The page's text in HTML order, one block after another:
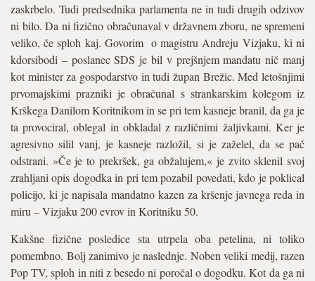
zaskrbelo. Tudi predsednika parlamenta ne in tudi drugih odzivov
ni bilo. Da ni fizično obračunaval v državnem zboru, ne spremeni
veliko, če sploh kaj. Govorim o magistru Andreju Vizjaku, ki ni
kdorsibodi – poslanec SDS je bil v prejšnjem mandatu nič manj
kot minister za gospodarstvo in tudi župan Brežic. Med letošnjimi
prvomajskimi prazniki je obračunal s strankarskim kolegom iz
Krškega Danilom Koritnikom in se pri tem kasneje branil, da ga je
ta provociral, oblegal in obkladal z različnimi žaljivkami. Ker je
agresivno silil vanj, je kasneje razložil, si je zaželel, da se pač
odstrani. »Če je to prekršek, ga obžalujem,« je zvito sklenil svoj
zrahljani opis dogodka in pri tem pozabil povedati, kdo je poklical
policijo, ki je napisala mandatno kazen za kršenje javnega reda in
miru – Vizjaku 200 evrov in Koritniku 50.
Kakšne fizične posledice sta utrpela oba petelina, ni toliko
pomembno. Bolj zanimivo je naslednje. Noben veliki medij, razen
Pop TV, sploh in niti z besedo ni poročal o dogodku. Kot da ga ni